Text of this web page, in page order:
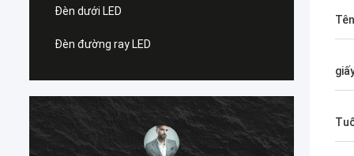
Đèn dưới LED
Đèn đường ray LED